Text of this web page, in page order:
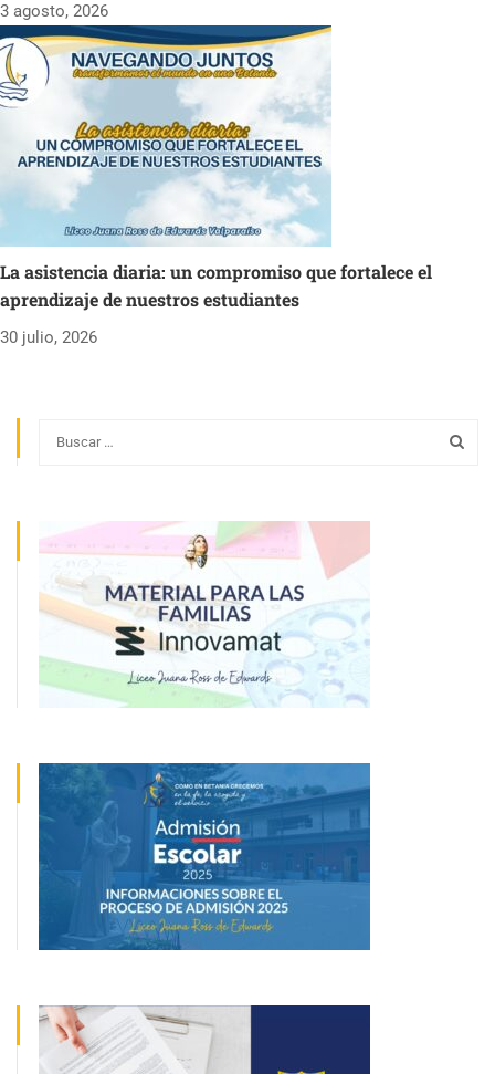
3 agosto, 2026
La asistencia diaria: un compromiso que fortalece el
aprendizaje de nuestros estudiantes
30 julio, 2026